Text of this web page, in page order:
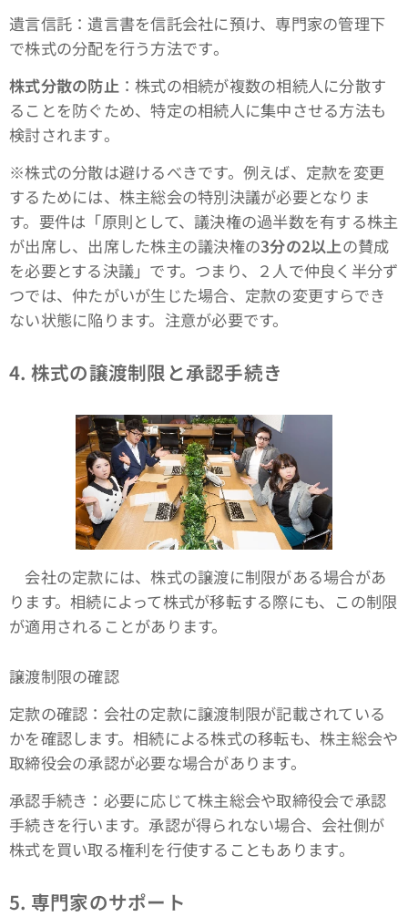
遺言信託：遺言書を信託会社に預け、専門家の管理下
で株式の分配を行う方法です​。
株式分散の防止 ：株式の相続が複数の相続人に分散す
ることを防ぐため、特定の相続人に集中させる方法も
検討されます​。
※株式の分散は避けるべきです。例えば、定款を変更
するためには、株主総会の特別決議が必要となりま
す。要件は「原則として、議決権の過半数を有する株主
が出席し、出席した株主の議決権の3分の2以上の賛成
を必要とする決議」です。つまり、２人で仲良く半分ず
つでは、仲たがいが生じた場合、定款の変更すらでき
ない状態に陥ります。注意が必要です。
4. 株式の譲渡制限と承認手続き
会社の定款には、株式の譲渡に制限がある場合があ
ります。相続によって株式が移転する際にも、この制限
が適用されることがあります。
譲渡制限の確認
定款の確認：会社の定款に譲渡制限が記載されている
かを確認します。相続による株式の移転も、株主総会や
取締役会の承認が必要な場合があります。
承認手続き：必要に応じて株主総会や取締役会で承認
手続きを行います。承認が得られない場合、会社側が
株式を買い取る権利を行使することもあります​。
5. 専門家のサポート